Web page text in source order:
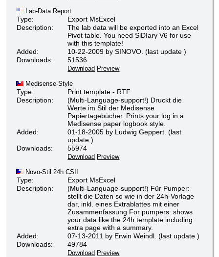
Lab-Data Report
Type:
Export MsExcel
Description:
The lab data will be exported into an Excel
Pivot table. You need SiDIary V6 for use
with this template!
Added:
10-22-2009 by SINOVO. (last update )
Downloads:
51536
Download Preview
Medisense-Style
Type:
Print template - RTF
Description:
(Multi-Language-support!) Druckt die
Werte im Stil der Medisense
Papiertagebücher. Prints your log in a
Medisense paper logbook style.
Added:
01-18-2005 by Ludwig Geppert. (last
update )
Downloads:
55974
Download Preview
Novo-Stil 24h CSII
Type:
Export MsExcel
Description:
(Multi-Language-support!) Für Pumper:
stellt die Daten so wie in der 24h-Vorlage
dar, inkl. eines Extrablattes mit einer
Zusammenfassung For pumpers: shows
your data like the 24h template including
extra page with a summary.
Added:
07-13-2011 by Erwin Weindl. (last update )
Downloads:
49784
Download Preview